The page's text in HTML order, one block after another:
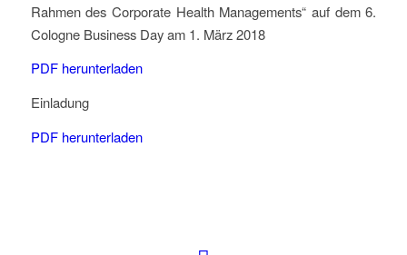
Rahmen des Corporate Health Managements“ auf dem 6.
Cologne Business Day am 1. März 2018
PDF herunterladen
Einladung
PDF herunterladen